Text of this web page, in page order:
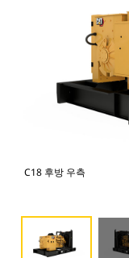
C18 후방 우측